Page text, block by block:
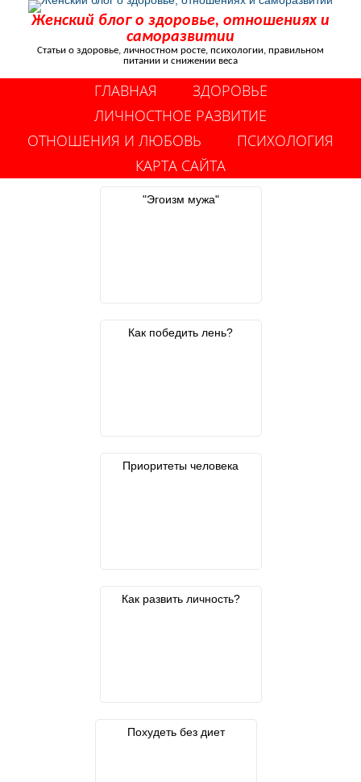
Женский блог о здоровье, отношениях и
саморазвитии
Статьи о здоровье, личностном росте, психологии, правильном
питании и снижении веса
ГЛАВНАЯ
ЗДОРОВЬЕ
ЛИЧНОСТНОЕ РАЗВИТИЕ
ОТНОШЕНИЯ И ЛЮБОВЬ
ПСИХОЛОГИЯ
КАРТА САЙТА
"Эгоизм мужа"
Как победить лень?
Приоритеты человека
Как развить личность?
Похудеть без диет